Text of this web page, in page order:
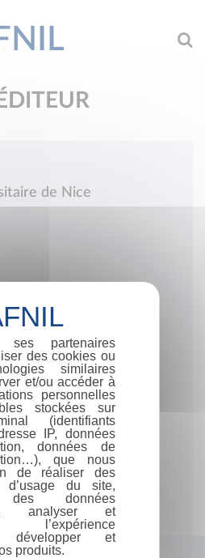
de Nice
partenaires
des cookies ou
similaires
et/ou accéder à
personnelles
stockées sur
(identifiants
IP, données
données de
que nous
de réaliser des
d’usage du site,
des données
analyser et
l’expérience
développer et
produits.